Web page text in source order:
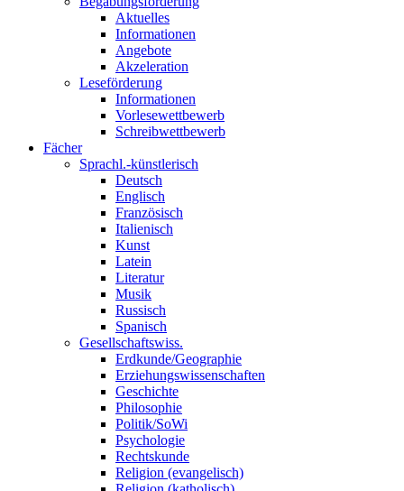
Aktuelles
Informationen
Angebote
Akzeleration
Leseförderung
Informationen
Vorlesewettbewerb
Schreibwettbewerb
Fächer
Sprachl.-künstlerisch
Deutsch
Englisch
Französisch
Italienisch
Kunst
Latein
Literatur
Musik
Russisch
Spanisch
Gesellschaftswiss.
Erdkunde/Geographie
Erziehungswissenschaften
Geschichte
Philosophie
Politik/SoWi
Psychologie
Rechtskunde
Religion (evangelisch)